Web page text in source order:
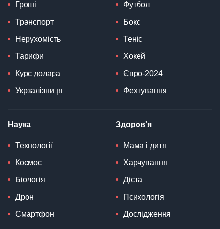
Гроші
Транспорт
Нерухомість
Тарифи
Курс долара
Укрзалізниця
Футбол
Бокс
Теніс
Хокей
Євро-2024
Фехтування
Наука
Технології
Космос
Біологія
Дрон
Смартфон
Здоров'я
Мама і дитя
Харчування
Дієта
Психологія
Дослідження